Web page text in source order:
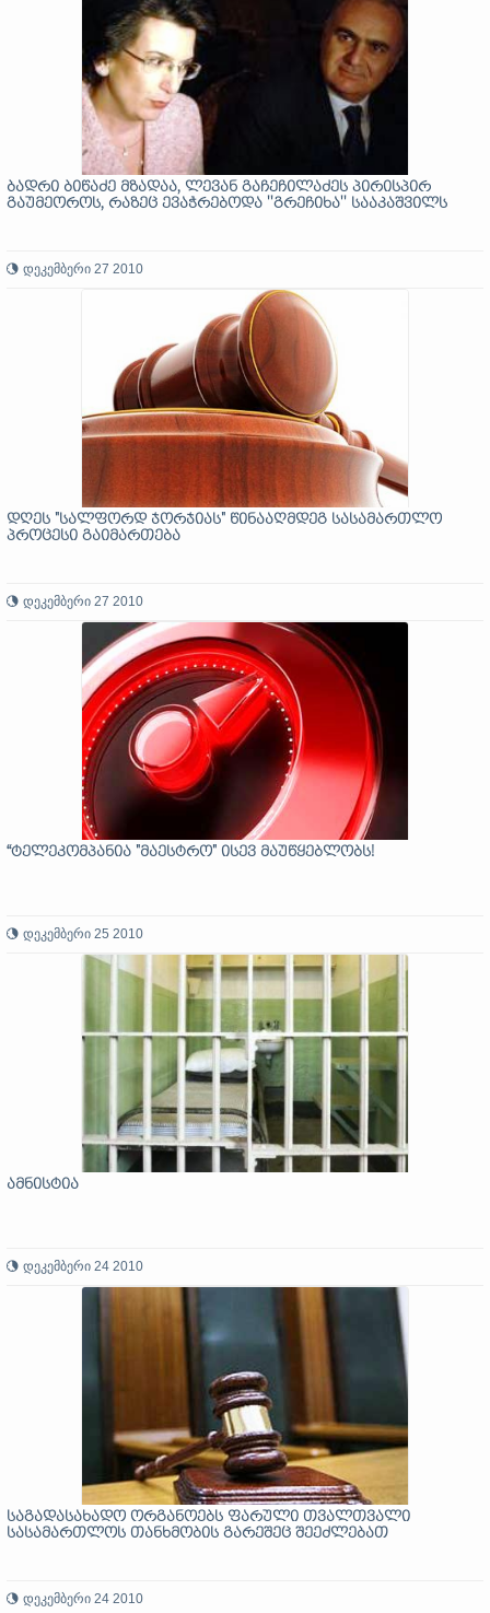
ბადრი ბიწაძე მზადაა, ლევან გაჩეჩილაძეს პირისპირ
გაუმეოროს, რაზეც ევაჭრებოდა ''გრეჩიხა'' სააკაშვილს
დეკემბერი 27 2010
დღეს "სალფორდ ჯორჯიას" წინააღმდეგ სასამართლო
პროცესი გაიმართება
დეკემბერი 27 2010
“ტელეკომპანია "მაესტრო" ისევ მაუწყებლობს!
დეკემბერი 25 2010
ამნისტია
დეკემბერი 24 2010
საგადასახადო ორგანოებს ფარული თვალთვალი
სასამართლოს თანხმობის გარეშეც შეეძლებათ
დეკემბერი 24 2010